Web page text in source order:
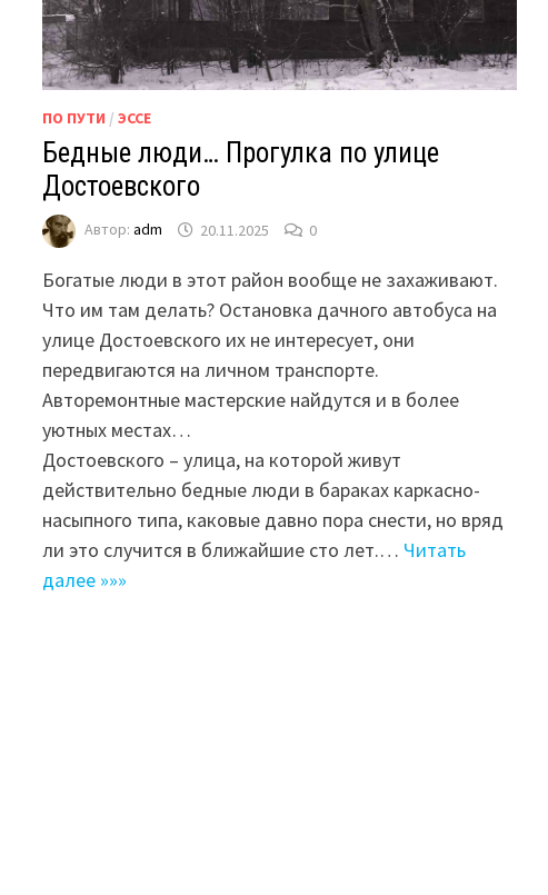
ПО ПУТИ /ЭССЕ
Бедные люди… Прогулка по улице
Достоевского
Автор:adm 20.11.2025 0
Богатые люди в этот район вообще не захаживают.
Что им там делать? Остановка дачного автобуса на
улице Достоевского их не интересует, они
передвигаются на личном транспорте.
Авторемонтные мастерские найдутся и в более
уютных местах…
Достоевского – улица, на которой живут
действительно бедные люди в бараках каркасно-
насыпного типа, каковые давно пора снести, но вряд
ли это случится в ближайшие сто лет.… Читать
далее »»»